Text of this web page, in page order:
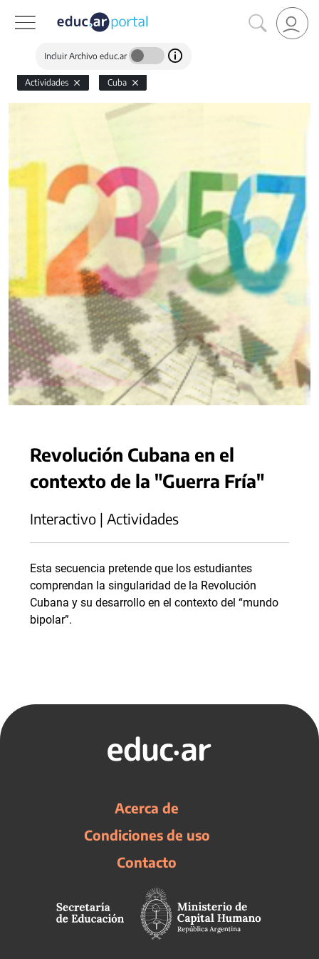
Incluir Archivo educ.ar
Actividades Cuba
Revolución Cubana en el
contexto de la "Guerra Fría"
Interactivo | Actividades
Esta secuencia pretende que los estudiantes
comprendan la singularidad de la Revolución
Cubana y su desarrollo en el contexto del “mundo
bipolar”.
Acerca de
Condiciones de uso
Contacto